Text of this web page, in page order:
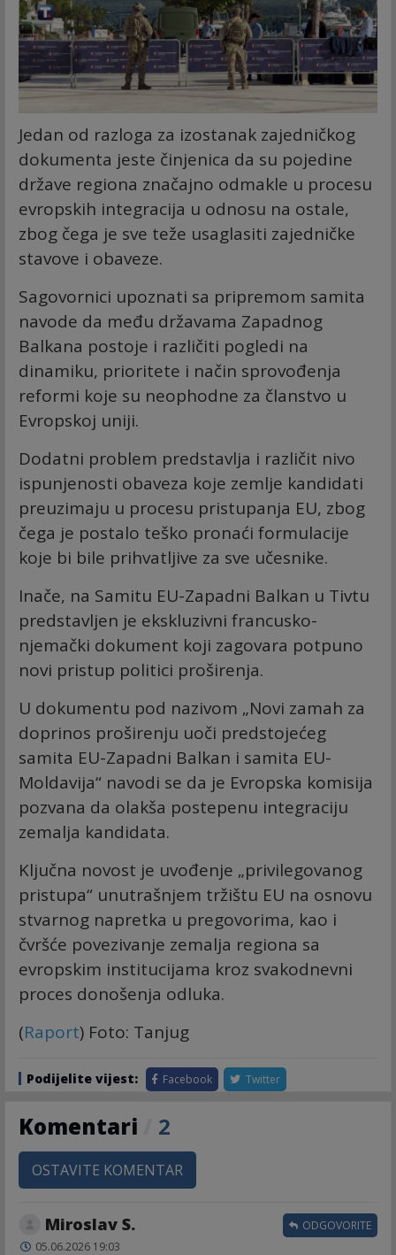
Jedan od razloga za izostanak zajedničkog
dokumenta jeste činjenica da su pojedine
države regiona značajno odmakle u procesu
evropskih integracija u odnosu na ostale,
zbog čega je sve teže usaglasiti zajedničke
stavove i obaveze.
Sagovornici upoznati sa pripremom samita
navode da među državama Zapadnog
Balkana postoje i različiti pogledi na
dinamiku, prioritete i način sprovođenja
reformi koje su neophodne za članstvo u
Evropskoj uniji.
Dodatni problem predstavlja i različit nivo
ispunjenosti obaveza koje zemlje kandidati
preuzimaju u procesu pristupanja EU, zbog
čega je postalo teško pronaći formulacije
koje bi bile prihvatljive za sve učesnike.
Inače, na Samitu EU-Zapadni Balkan u Tivtu
predstavljen je ekskluzivni francusko-
njemački dokument koji zagovara potpuno
novi pristup politici proširenja.
U dokumentu pod nazivom „Novi zamah za
doprinos proširenju uoči predstojećeg
samita EU-Zapadni Balkan i samita EU-
Moldavija“ navodi se da je Evropska komisija
pozvana da olakša postepenu integraciju
zemalja kandidata.
Ključna novost je uvođenje „privilegovanog
pristupa“ unutrašnjem tržištu EU na osnovu
stvarnog napretka u pregovorima, kao i
čvršće povezivanje zemalja regiona sa
evropskim institucijama kroz svakodnevni
proces donošenja odluka.
(Raport) Foto: Tanjug
Podijelite vijest: Facebook Twitter
Komentari 2
OSTAVITE KOMENTAR
Miroslav S.
05.06.2026 19:03
ODGOVORITE